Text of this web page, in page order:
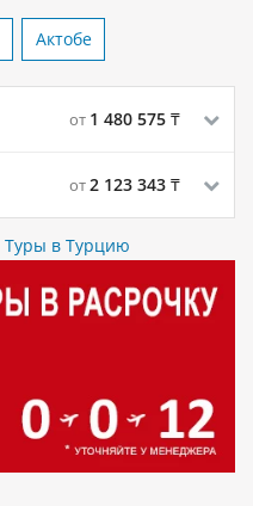
Актобе
от 1 480 575 ₸
от 2 123 343 ₸
Туры в Турцию